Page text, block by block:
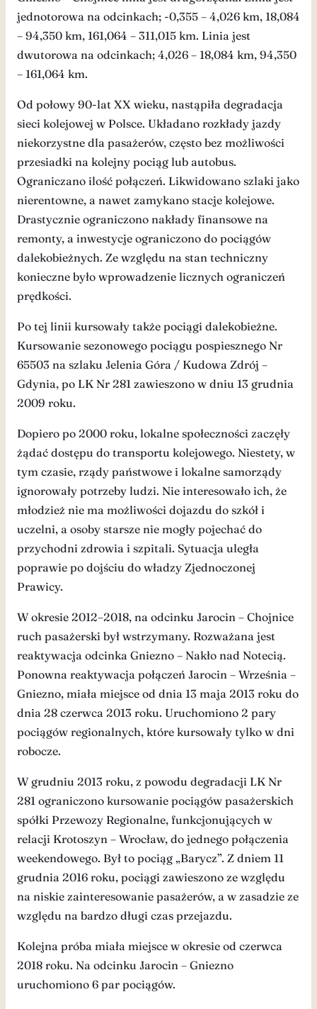
jednotorowa na odcinkach; -0,355 – 4,026 km, 18,084
– 94,350 km, 161,064 – 311,015 km. Linia jest
dwutorowa na odcinkach; 4,026 – 18,084 km, 94,350
– 161,064 km.
Od połowy 90-lat XX wieku, nastąpiła degradacja
sieci kolejowej w Polsce. Układano rozkłady jazdy
niekorzystne dla pasażerów, często bez możliwości
przesiadki na kolejny pociąg lub autobus.
Ograniczano ilość połączeń. Likwidowano szlaki jako
nierentowne, a nawet zamykano stacje kolejowe.
Drastycznie ograniczono nakłady finansowe na
remonty, a inwestycje ograniczono do pociągów
dalekobieżnych. Ze względu na stan techniczny
konieczne było wprowadzenie licznych ograniczeń
prędkości.
Po tej linii kursowały także pociągi dalekobieżne.
Kursowanie sezonowego pociągu pospiesznego Nr
65503 na szlaku Jelenia Góra / Kudowa Zdrój –
Gdynia, po LK Nr 281 zawieszono w dniu 13 grudnia
2009 roku.
Dopiero po 2000 roku, lokalne społeczności zaczęły
żądać dostępu do transportu kolejowego. Niestety, w
tym czasie, rządy państwowe i lokalne samorządy
ignorowały potrzeby ludzi. Nie interesowało ich, że
młodzież nie ma możliwości dojazdu do szkół i
uczelni, a osoby starsze nie mogły pojechać do
przychodni zdrowia i szpitali. Sytuacja uległa
poprawie po dojściu do władzy Zjednoczonej
Prawicy.
W okresie 2012–2018, na odcinku Jarocin – Chojnice
ruch pasażerski był wstrzymany. Rozważana jest
reaktywacja odcinka Gniezno – Nakło nad Notecią.
Ponowna reaktywacja połączeń Jarocin – Września –
Gniezno, miała miejsce od dnia 13 maja 2013 roku do
dnia 28 czerwca 2013 roku. Uruchomiono 2 pary
pociągów regionalnych, które kursowały tylko w dni
robocze.
W grudniu 2013 roku, z powodu degradacji LK Nr
281 ograniczono kursowanie pociągów pasażerskich
spółki Przewozy Regionalne, funkcjonujących w
relacji Krotoszyn – Wrocław, do jednego połączenia
weekendowego. Był to pociąg „Barycz”. Z dniem 11
grudnia 2016 roku, pociągi zawieszono ze względu
na niskie zainteresowanie pasażerów, a w zasadzie ze
względu na bardzo długi czas przejazdu.
Kolejna próba miała miejsce w okresie od czerwca
2018 roku. Na odcinku Jarocin – Gniezno
uruchomiono 6 par pociągów.